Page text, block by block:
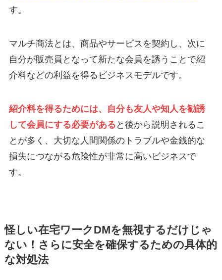
す。
マルチ商法とは、商品やサービスを契約し、次に
自分が販売員となって新たな会員を誘うことで紹
介料などの利益を得るビジネスモデルです。
紹介料を得るためには、自分も友人や知人を勧誘
して会員にする必要がある と後から説明されるこ
とが多く、大切な人間関係のトラブルや金銭的な
損失につながる危険性が非常に高いビジネスで
す。
怪しい在宅ワークDMを無視するだけじゃ
ない！さらに安全を確保するための具体的
な対処法